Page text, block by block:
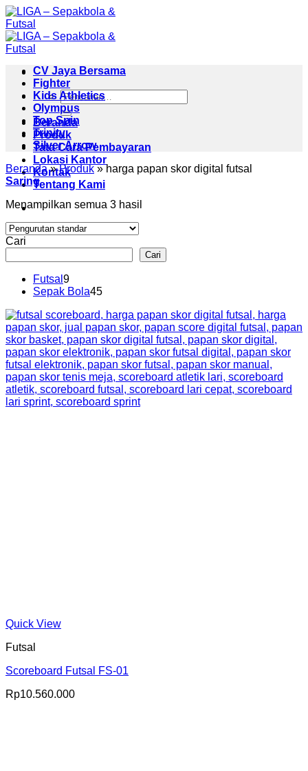
Skip
to
content
Pencarian
untuk:
Beranda
Produk
Tata Cara Pembayaran
Lokasi Kantor
Kontak
Tentang Kami
CV Jaya Bersama
Fighter
Kids Athletics
Olympus
Top Spin
Trinity
Silver Arrow
Beranda » Produk » harga papan skor digital futsal
Saring
Menampilkan semua 3 hasil
Cari
Cari
Futsal 99
Produk
Sepak Bola4545
Quick View
Futsal
Scoreboard Futsal FS-01
Rp10.560.000